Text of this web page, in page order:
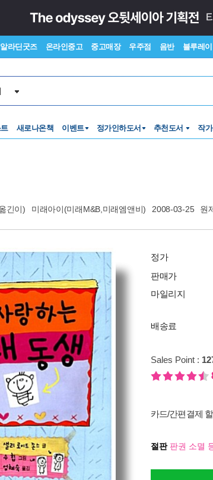
알라딘굿즈 온라인중고 중고매장 우주점 음반 블루레이
새로나온책 이벤트 정가인하도서 추천도서 작
긴이) 미래아이(미래M&B,미래엠앤비) 2008-03-25 원
정가
판매가
마일리지
배송료
Sales Point :
카드/간편결제
절판판권 소멸